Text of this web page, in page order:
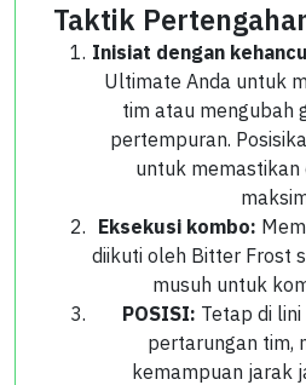
Taktik
Inisiat dengan
Ultimate Anda untuk
tim atau mengubah
pertempuran.
untuk memastikan
Eksekusi kombo:
diikuti oleh Bitter Frost
musuh untuk
POSISI: Tetap di
pertarungan tim,
kemampuan jarak